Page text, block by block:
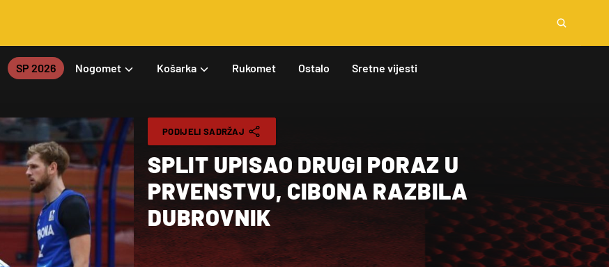
SP 2026 Nogomet Košarka Rukomet Ostalo Sretne vijesti
PODIJELI SADRŽAJ
SPLIT UPISAO DRUGI PORAZ U
PRVENSTVU, CIBONA RAZBILA
DUBROVNIK